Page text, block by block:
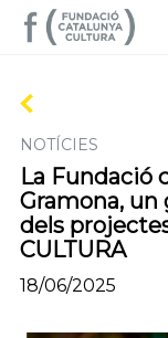
NOTÍCIES
La Fundació
Gramona,
dels
CULTURA
18/06/2025